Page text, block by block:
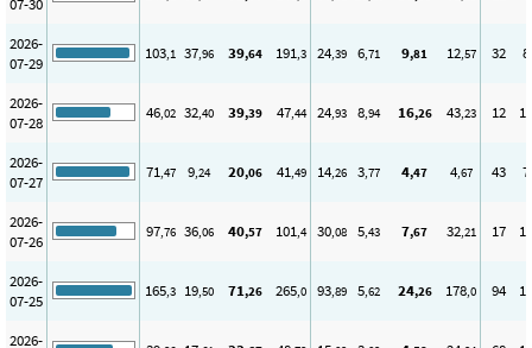
07-30
2026-
07-29
103,1 37,96 39,64 191,3 24,39 6,71 9,81 12,57 32 8
2026-
07-28
46,02 32,40 39,39 47,44 24,93 8,94 16,26 43,23 12 10
2026-
07-27
71,47 9,24 20,06 41,49 14,26 3,77 4,47 4,67 43 7
2026-
07-26
97,76 36,06 40,57 101,4 30,08 5,43 7,67 32,21 17 12
2026-
07-25
165,3 19,50 71,26 265,0 93,89 5,62 24,26 178,0 94 12
2026-